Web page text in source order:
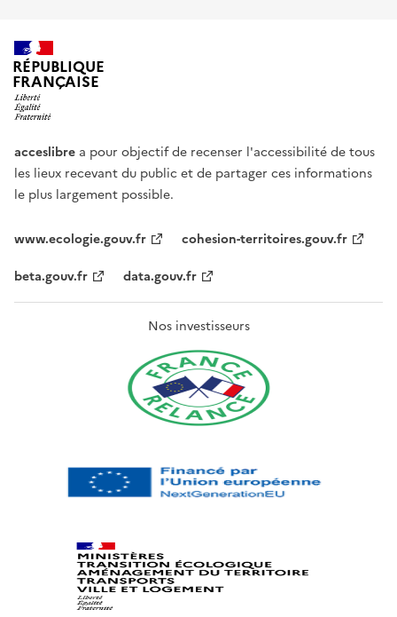
RÉPUBLIQUE
FRANÇAISE
acceslibre a pour objectif de recenser l'accessibilité de tous
les lieux recevant du public et de partager ces informations
le plus largement possible.
www.ecologie.gouv.fr
cohesion-territoires.gouv.fr
beta.gouv.fr
data.gouv.fr
Nos investisseurs